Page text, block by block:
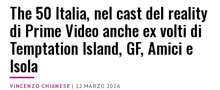
The 50 Italia, nel cast del reality
di Prime Video anche ex volti di
Temptation Island, GF, Amici e
Isola
VINCENZO CHIANESE | 12 MARZO 2026